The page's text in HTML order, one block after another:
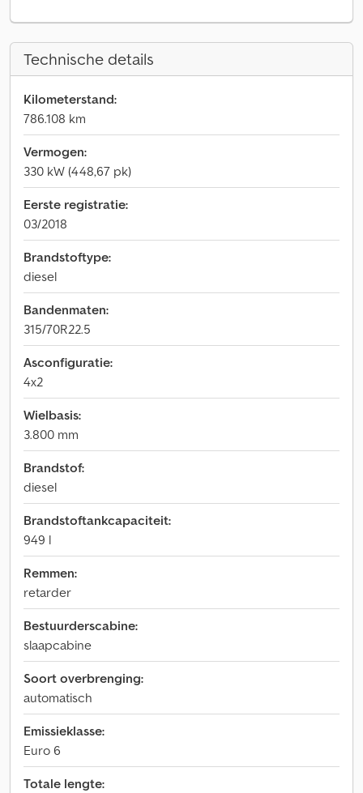
Technische details
Kilometerstand:
786.108 km
Vermogen:
330 kW (448,67 pk)
Eerste registratie:
03/2018
Brandstoftype:
diesel
Bandenmaten:
315/70R22.5
Asconfiguratie:
4x2
Wielbasis:
3.800 mm
Brandstof:
diesel
Brandstoftankcapaciteit:
949 l
Remmen:
retarder
Bestuurderscabine:
slaapcabine
Soort overbrenging:
automatisch
Emissieklasse:
Euro 6
Totale lengte: